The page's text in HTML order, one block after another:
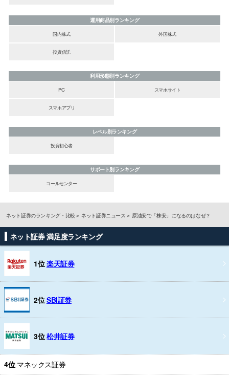
運用商品別ランキング
国内株式
外国株式
投資信託
利用形態別ランキング
PC
スマホサイト
スマホアプリ
レベル別ランキング
投資初心者
サポート別ランキング
コールセンター
ネット証券のランキング・比較 ネット証券ニュース 原油安で「株安」になるのはなぜ？
ネット証券 満足度ランキング
1位楽天証券
2位SBI証券
3位松井証券
4位 マネックス証券